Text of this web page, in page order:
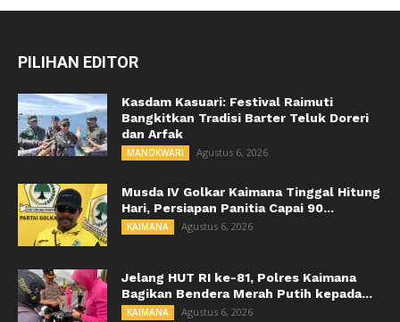
PILIHAN EDITOR
Kasdam Kasuari: Festival Raimuti
Bangkitkan Tradisi Barter Teluk Doreri
dan Arfak
MANOKWARI Agustus 6, 2026
Musda IV Golkar Kaimana Tinggal Hitung
Hari, Persiapan Panitia Capai 90...
KAIMANA Agustus 6, 2026
Jelang HUT RI ke-81, Polres Kaimana
Bagikan Bendera Merah Putih kepada...
KAIMANA Agustus 6, 2026